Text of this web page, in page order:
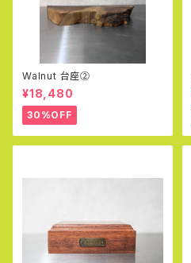
Walnut 台座②
¥18,480
30%OFF